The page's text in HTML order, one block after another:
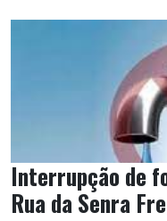
Interrupção de
Rua da Senra